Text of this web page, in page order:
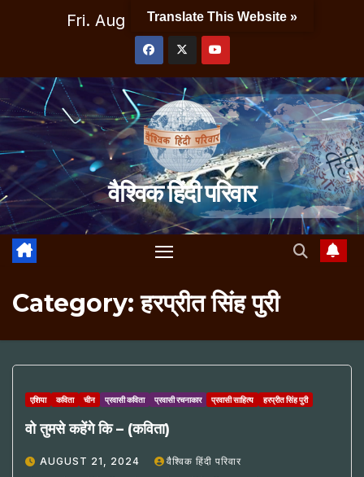
Fri. Aug 7th, 2026 8:48:33 AM
वैश्विक हिंदी परिवार
Category:हरप्रीत सिंह पुरी
एशिया कविता चीन प्रवासी कविता प्रवासी रचनाकार प्रवासी साहित्य हरप्रीत सिंह पुरी
वो तुमसे कहेंगे कि – (कविता)
AUGUST 21, 2024 वैश्विक हिंदी परिवार
Translate This Website »